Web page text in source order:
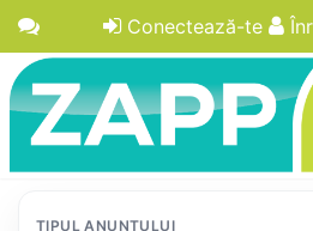
Conectează-te
TIPUL ANUNȚULUI